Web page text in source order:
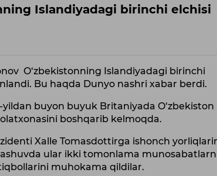
Islandiyadagi birinchi elchisi
O‘zbekistonning Islandiyadagi birinchi
Bu haqda Dunyo nashri xabar berdi.
yildan buyon buyuk Britaniyada O‘zbekiston
boshqarib kelmoqda.
Xalle Tomasdottirga ishonch
ular ikki tomonlama
muhokama qildilar.